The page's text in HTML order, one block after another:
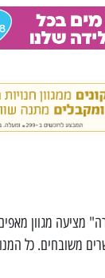
מגוון
משובחים. כל